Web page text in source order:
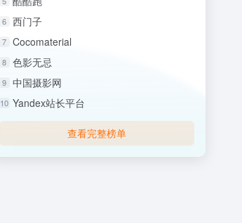
6 西门子
7 Cocomaterial
8 色影无忌
9 中国摄影网
10 Yandex站长平台
查看完整榜单